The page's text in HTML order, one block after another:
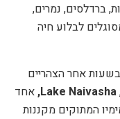
ברדלסים, נמרים,
לבלוע חיה
בשעות אחר הצהריים
Lake Naivasha
,אחד
המתוקים מקננות